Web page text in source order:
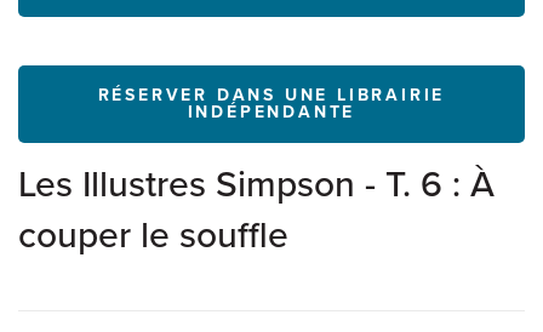
RÉSERVER DANS UNE LIBRAIRIE
INDÉPENDANTE
Les Illustres Simpson - T. 6 : À
couper le souffle